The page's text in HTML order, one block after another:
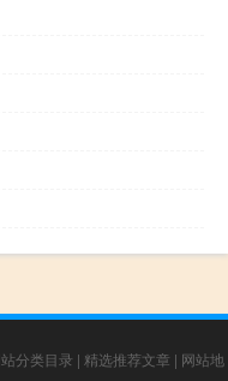
分类目录 | 精选推荐文章 | 网站地